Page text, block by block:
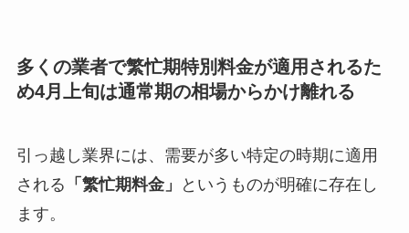
多くの業者で繁忙期特別料金が適用されるた
め4月上旬は通常期の相場からかけ離れる
引っ越し業界には、需要が多い特定の時期に適用
される 「繁忙期料金」
というものが明確に存在し
ます。